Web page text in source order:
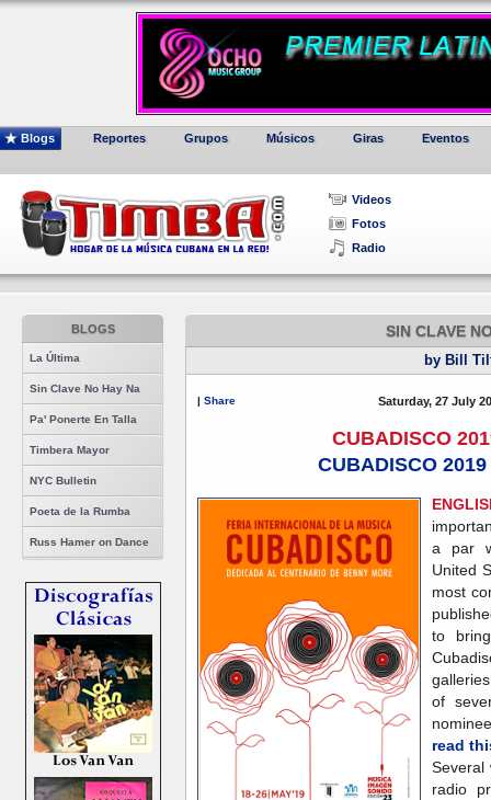
Blogs Reportes Grupos Músicos Giras Eventos
Videos
Fotos
Radio
BLOGS
La Última
Sin Clave No Hay Na
Pa' Ponerte En Talla
Timbera Mayor
NYC Bulletin
Poeta de la Rumba
Russ Hamer on Dance
SIN CLAVE
by Bill
| Share Saturday, 27 July
CUBADISCO
CUBADISCO
a par
United
most
to
of
read
Several
radio